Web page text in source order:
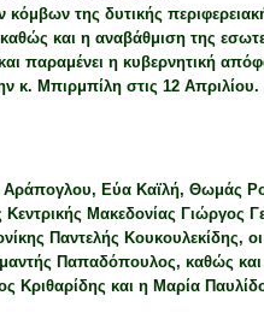
της δυτικής
και η αναβάθμιση της
παραμένει η κυβερνητική
κ. Μπιρμπίλη στις 12 Απριλίου.
Αράπογλου, Εύα Καϊλή, Θωμάς
Μακεδονίας Γιώργος
Παντελής Κουκουλεκίδης,
Παπαδόπουλος, καθώς
και η Μαρία